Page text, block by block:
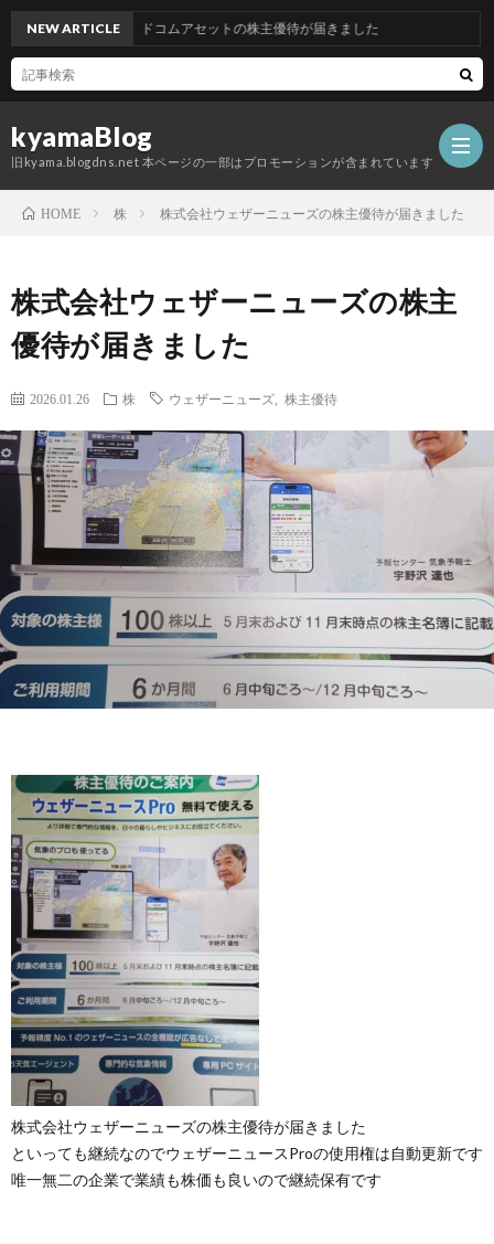
kyamaBlog
旧kyama.blogdns.net 本ページの一部はプロモーションが含まれています
NEW ARTICLEグッドコムアセットの株主優待が届きました
HOME 株 株式会社ウェザーニューズの株主優待が届きました
株式会社ウェザーニューズの株主
優待が届きました
2026.01.26 株 ウェザーニューズ 株主優待
株式会社ウェザーニューズの株主優待が届きました
といっても継続なのでウェザーニュースProの使用権は自動更新です
唯一無二の企業で業績も株価も良いので継続保有です